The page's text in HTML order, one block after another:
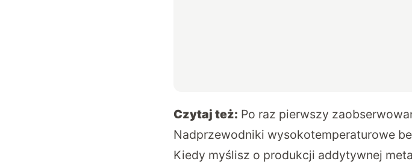
Czytaj też: Po raz pierwszy
Nadprzewodniki wysokotemperaturowe
Kiedy myślisz o produkcji addytywnej